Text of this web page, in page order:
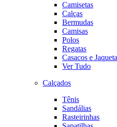
Camisetas
Calças
Bermudas
Camisas
Polos
Regatas
Casacos e
Ver Tudo
Calçados
Tênis
Sandálias
Rasteirinhas